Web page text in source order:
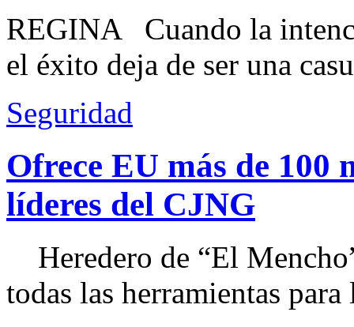
REGINA Cuando la
el éxito deja de ser una
Seguridad
Ofrece EU más de 100
líderes del CJNG
Heredero de “El
todas las herramientas